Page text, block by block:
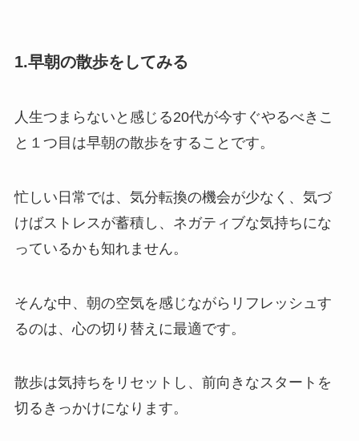
1.早朝の散歩をしてみる
人生つまらないと感じる20代が今すぐやるべきこ
と１つ目は早朝の散歩をすることです。
忙しい日常では、気分転換の機会が少なく、気づ
けばストレスが蓄積し、ネガティブな気持ちにな
っているかも知れません。
そんな中、朝の空気を感じながらリフレッシュす
るのは、心の切り替えに最適です。
散歩は気持ちをリセットし、前向きなスタートを
切るきっかけになります。